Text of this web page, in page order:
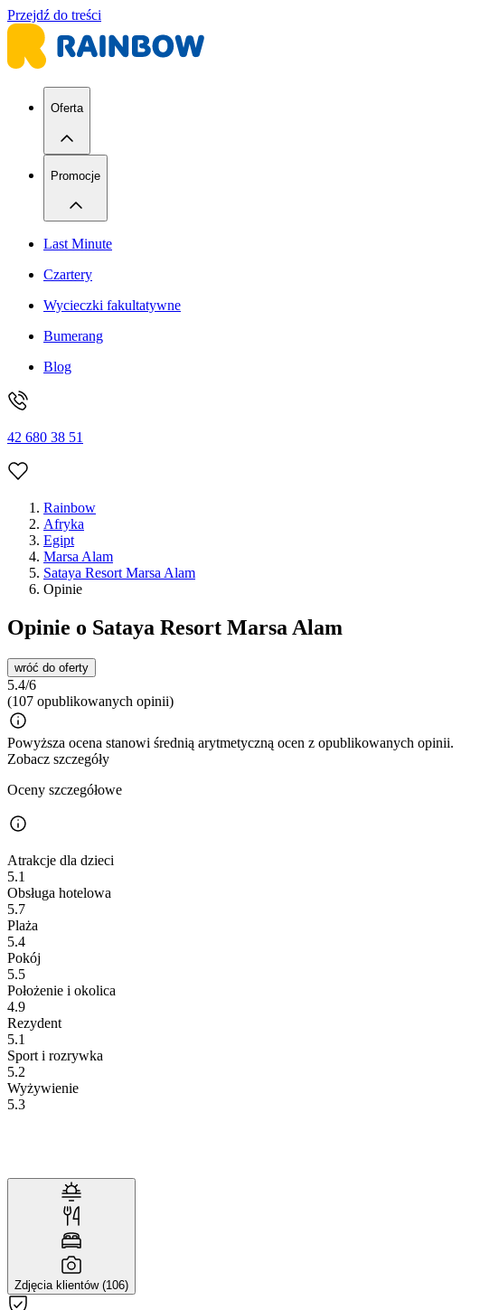
Przejdź do treści
Oferta
Promocje
Last Minute
Czartery
Wycieczki fakultatywne
Bumerang
Blog
42 680 38 51
Rainbow
Afryka
Egipt
Marsa Alam
Sataya Resort Marsa Alam
Opinie
Opinie o Sataya Resort Marsa Alam
wróć do oferty
5.4/6
(107 opublikowanych opinii)
Powyższa ocena stanowi średnią arytmetyczną ocen z opublikowanych opinii.
Zobacz szczegóły
Oceny szczegółowe
Atrakcje dla dzieci
5.1
Obsługa hotelowa
5.7
Plaża
5.4
Pokój
5.5
Położenie i okolica
4.9
Rezydent
5.1
Sport i rozrywka
5.2
Wyżywienie
5.3
Zdjęcia klientów (106)